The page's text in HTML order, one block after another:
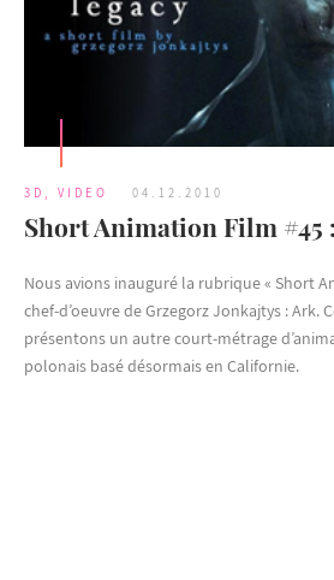
3D VIDEO 04.12.2010
Short Animation Film #45
Nous avions inauguré la rubrique « Short
chef-d’oeuvre de Grzegorz Jonkajtys : Ark.
présentons un autre court-métrage
polonais basé désormais en Californie.